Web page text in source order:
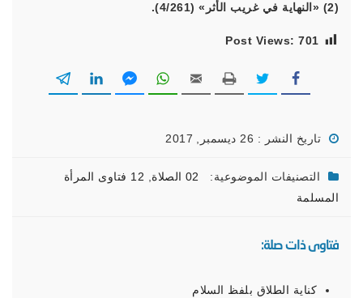
(2) «النهاية في غريب الأثر» (4/261).
Post Views: 701
تاريخ النشر : 26 ديسمبر, 2017
التصنيفات الموضوعية: 02 الصلاة
12 فتاوى المرأة
المسلمة
فتاوى ذات صلة:
كناية الطلاق بلفظ السلام